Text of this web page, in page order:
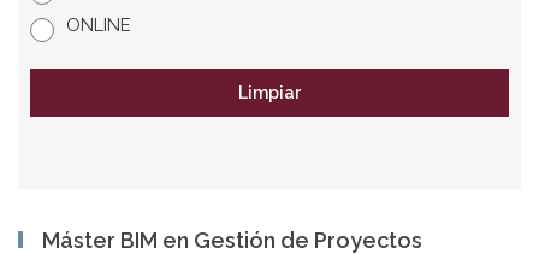
ONLINE
Limpiar
Máster BIM en Gestión de Proyectos